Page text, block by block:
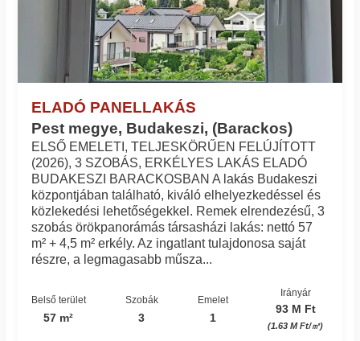
ELADÓ PANELLAKÁS
Pest megye, Budakeszi, (Barackos)
ELSŐ EMELETI, TELJESKÖRŰEN FELÚJÍTOTT
(2026), 3 SZOBÁS, ERKÉLYES LAKÁS ELADÓ
BUDAKESZI BARACKOSBAN A lakás Budakeszi
központjában található, kiváló elhelyezkedéssel és
közlekedési lehetőségekkel. Remek elrendezésű, 3
szobás örökpanorámás társasházi lakás: nettó 57
m² + 4,5 m² erkély. Az ingatlant tulajdonosa saját
részre, a legmagasabb műsza...
Belső terület
57 m²
Szobák
3
Emelet
1
Irányár
93 M Ft
(1.63 M Ft/㎡)